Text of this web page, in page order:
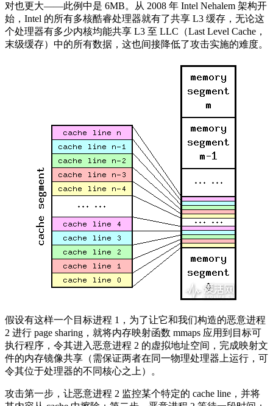
对也更大——此例中是 6MB。从 2008 年 Intel Nehalem 架构开
始，Intel 的所有多核酷睿处理器就有了共享 L3 缓存，无论这
个处理器有多少内核均能共享 L3 至 LLC（Last Level Cache，
末级缓存）中的所有数据，这也间接降低了攻击实施的难度。
假设有这样一个目标进程 1，为了让它和我们构造的恶意进程
2 进行 page sharing，就将内存映射函数 mmaps 应用到目标可
执行程序，令其进入恶意进程 2 的虚拟地址空间，完成映射文
件的内存镜像共享（需保证两者在同一物理处理器上运行，可
令其位于处理器的不同核心之上）。
攻击第一步，让恶意进程 2 监控某个特定的 cache line，并将